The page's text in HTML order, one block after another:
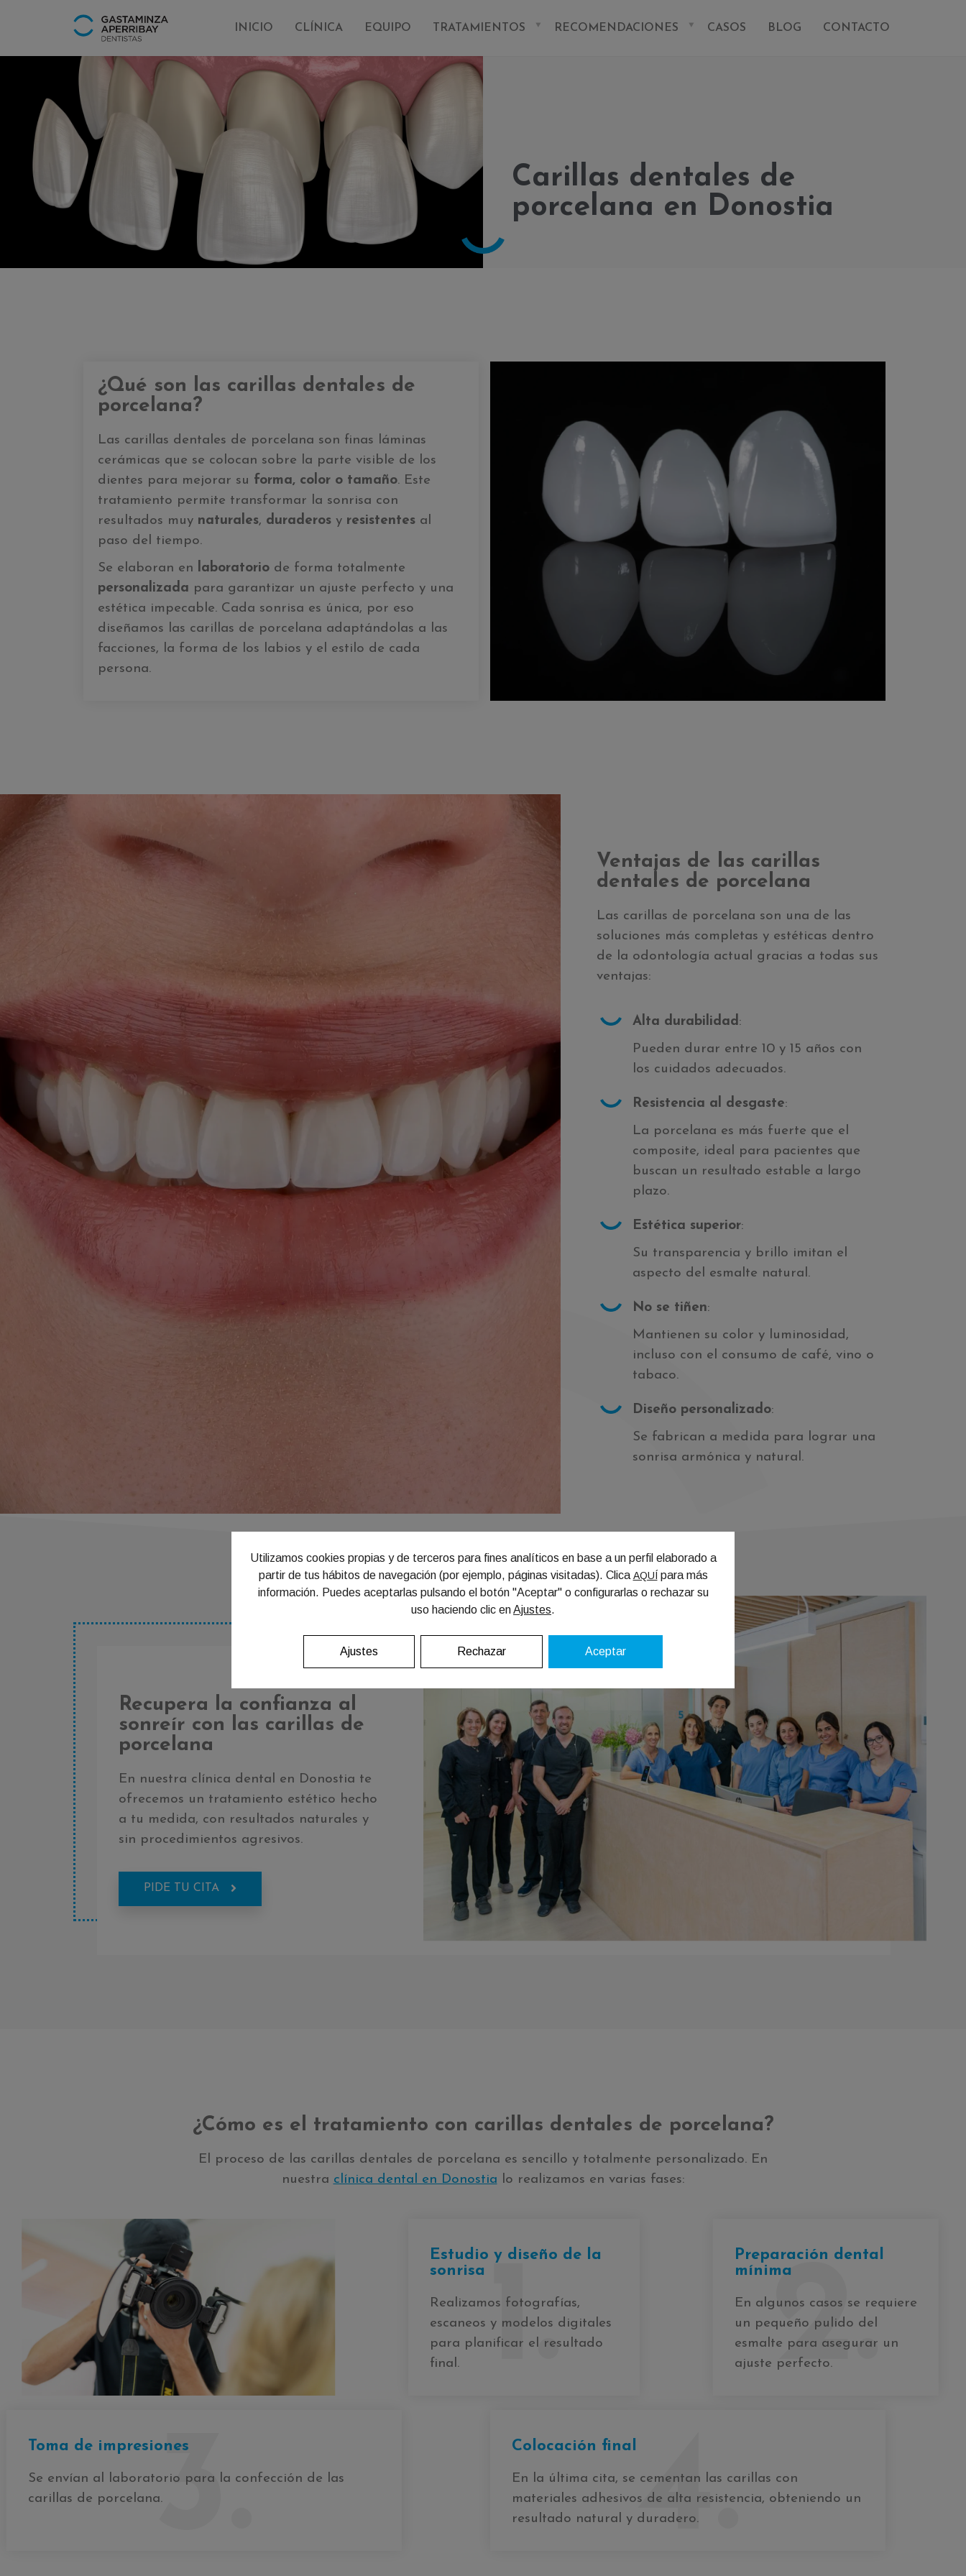
INICIO CLÍNICA EQUIPO TRATAMIENTOS RECOMENDACIONES CASOS BLOG CONTACTO
Carillas dentales de
porcelana en Donostia
¿Qué son las carillas dentales de
porcelana?
Las carillas dentales de porcelana son finas láminas
cerámicas que se colocan sobre la parte visible de los
dientes para mejorar su forma, color o tamaño. Este
tratamiento permite transformar la sonrisa con
resultados muy naturales, duraderos y resistentes al
paso del tiempo.
Se elaboran en laboratorio de forma totalmente
personalizada para garantizar un ajuste perfecto y una
estética impecable. Cada sonrisa es única, por eso
diseñamos las carillas de porcelana adaptándolas a las
facciones, la forma de los labios y el estilo de cada
persona.
Ventajas de las carillas
dentales de porcelana
Las carillas de porcelana son una de las
soluciones más completas y estéticas dentro
de la odontología actual gracias a todas sus
ventajas:
Alta durabilidad:
Pueden durar entre 10 y 15 años con
los cuidados adecuados.
Resistencia al desgaste:
La porcelana es más fuerte que el
composite, ideal para pacientes que
buscan un resultado estable a largo
plazo.
Estética superior:
Su transparencia y brillo imitan el
aspecto del esmalte natural.
No se tiñen:
Mantienen su color y luminosidad,
incluso con el consumo de café, vino o
tabaco.
Diseño personalizado:
Se fabrican a medida para lograr una
sonrisa armónica y natural.
Recupera la confianza al
sonreír con las carillas de
porcelana
En nuestra clínica dental en Donostia te
ofrecemos un tratamiento estético hecho
a tu medida, con resultados naturales y
sin procedimientos agresivos.
PIDE TU CITA
¿Cómo es el tratamiento con carillas dentales de porcelana?
El proceso de las carillas dentales de porcelana es sencillo y totalmente personalizado. En
nuestra clínica dental en Donostia lo realizamos en varias fases:
1.
Estudio y diseño de la
sonrisa
Realizamos fotografías,
escaneos y modelos digitales
para planificar el resultado
final.
Preparación dental
mínima2.
En algunos casos se requiere
un pequeño pulido del
esmalte para asegurar un
ajuste perfecto.
Toma de impresiones3.
Se envían al laboratorio para la confección de las
carillas de porcelana.
4.
Colocación final
En la última cita, se cementan las carillas con
materiales adhesivos de alta resistencia, obteniendo un
resultado natural y duradero.
Utilizamos cookies propias y de terceros para fines analíticos en base a un perfil elaborado a
partir de tus hábitos de navegación (por ejemplo, páginas visitadas). Clica AQUÍ para más
información. Puedes aceptarlas pulsando el botón "Aceptar" o configurarlas o rechazar su
uso haciendo clic enAjustes.
Aceptar
Rechazar
Ajustes